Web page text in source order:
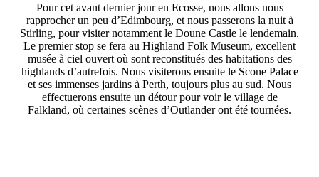
Pour cet avant dernier jour en Ecosse, nous allons nous
rapprocher un peu d’Edimbourg, et nous passerons la nuit à
Stirling, pour visiter notamment le Doune Castle le lendemain.
Le premier stop se fera au Highland Folk Museum, excellent
musée à ciel ouvert où sont reconstitués des habitations des
highlands d’autrefois. Nous visiterons ensuite le Scone Palace
et ses immenses jardins à Perth, toujours plus au sud. Nous
effectuerons ensuite un détour pour voir le village de
Falkland, où certaines scènes d’Outlander ont été tournées.